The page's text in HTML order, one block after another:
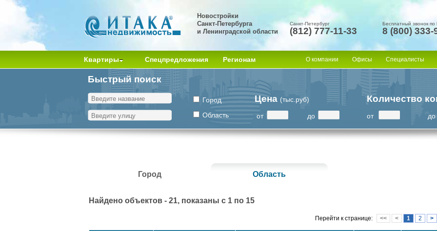
Новостройки
Санкт-Петербурга
и Ленинградской области
Санкт-Петербург
(812) 777-11-33
Бесплатный звонок по
8 (800) 333-
Квартиры Спецпредложения Регионам О компании Офисы Специалисты
Быстрый поиск
Город
Область
Цена (тыс.руб)
от до
Количество
от до
Город Область
Найдено объектов - 21, показаны с 1 по 15
Перейти к странице: << < 1 2 >